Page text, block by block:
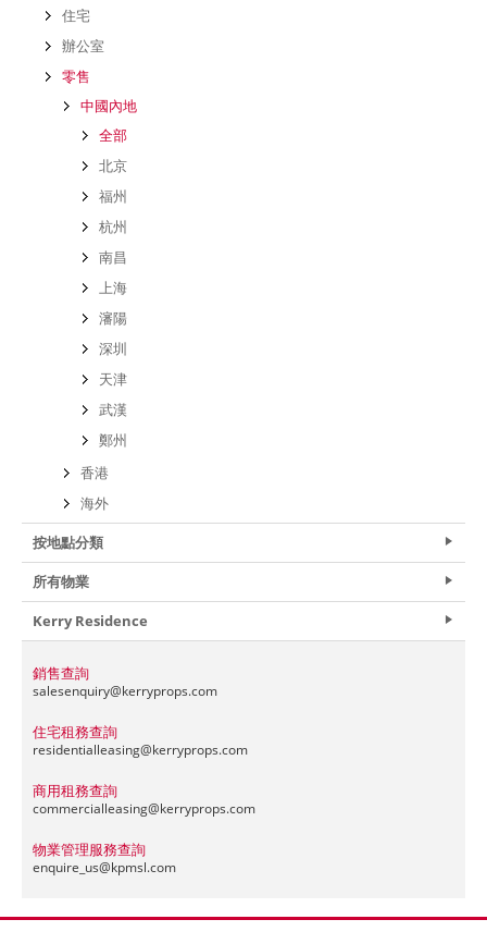
住宅
辦公室
零售
中國內地
全部
北京
福州
杭州
南昌
上海
瀋陽
深圳
天津
武漢
鄭州
香港
海外
按地點分類
所有物業
Kerry Residence
銷售查詢
salesenquiry@kerryprops.com
住宅租務查詢
residentialleasing@kerryprops.com
商用租務查詢
commercialleasing@kerryprops.com
物業管理服務查詢
enquire_us@kpmsl.com